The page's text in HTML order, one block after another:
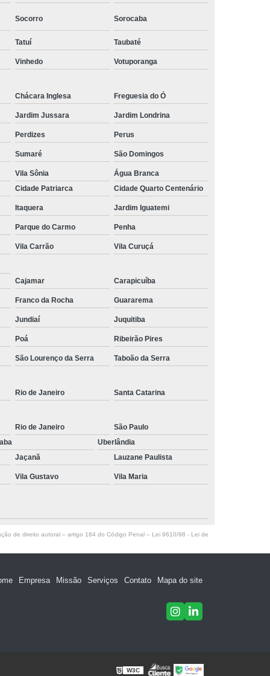
Socorro Sorocaba
Tatuí Taubaté
Vinhedo Votuporanga
Chácara Inglesa Freguesia do Ó
Jardim Jussara Jardim Londrina
Perdizes Perus
Sumaré São Domingos
Vila Sônia
Água Branca
Cidade Patriarca Cidade Quarto Centenário
Itaquera Jardim Iguatemi
Parque do Carmo Penha
Vila Carrão Vila Curuçá
Cajamar Carapicuíba
Franco da Rocha Guararema
Jundiaí Juquitiba
Poá Ribeirão Pires
São Lourenço da Serra Taboão da Serra
Rio de Janeiro Santa Catarina
Rio de Janeiro
São Paulo
Uberlândia
Jaçanã Lauzane Paulista
Vila Gustavo Vila Maria
de direito autoral – artigo 184 do Código Penal – Lei 9610/98 - Lei de
Empresa Missão Serviços Contato Mapa do site
W3C